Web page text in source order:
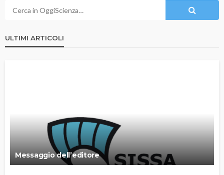
ULTIMI ARTICOLI
Messaggio dell’editore